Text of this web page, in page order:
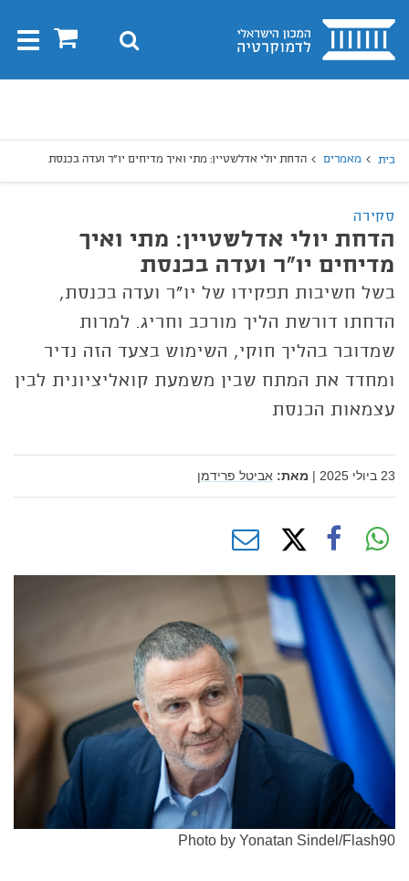
בית 0 חיפוש
בית מאמרים הדחת יולי אדלשטיין: מתי ואיך מדיחים יו"ר ועדה בכנסת
סקירה
הדחת יולי אדלשטיין: מתי ואיך
מדיחים יו"ר ועדה בכנסת
בשל חשיבות תפקידו של יו"ר ועדה בכנסת,
הדחתו דורשת הליך מורכב וחריג. למרות
שמדובר בהליך חוקי, השימוש בצעד הזה נדיר
ומחדד את המתח שבין משמעת קואליציונית לבין
עצמאות הכנסת
23 ביולי 2025 | מאת: אביטל פרידמן
Photo by Yonatan Sindel/Flash90